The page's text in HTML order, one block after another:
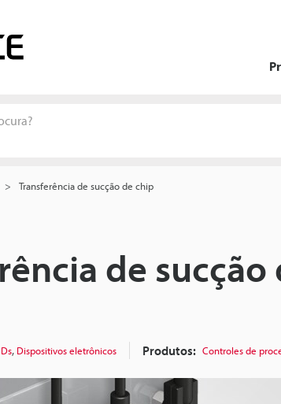
Transferência de sucção de chip
de sucção
, Dispositivos eletrônicos Produtos: Controles de